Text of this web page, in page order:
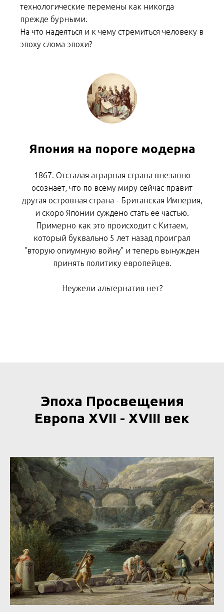
технологические перемены как никогда
прежде бурными.
На что надеяться и к чему стремиться человеку в
эпоху слома эпохи?
Япония на пороге модерна
1867. Отсталая аграрная страна внезапно
осознает, что по всему миру сейчас правит
другая островная страна - Британская Империя,
и скоро Японии суждено стать ее частью.
Примерно как это происходит с Китаем,
который буквально 5 лет назад проиграл
"вторую опиумную войну" и теперь вынужден
принять политику европейцев.
Неужели альтернатив нет?
Эпоха Просвещения
Европа XVII - XVIII век